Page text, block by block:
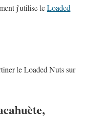
j'utilise leLoaded
le Loaded Nuts sur